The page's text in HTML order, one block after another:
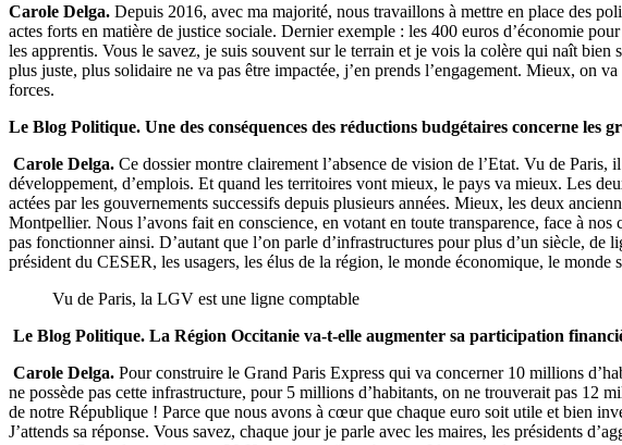
Carole Delga. Depuis 2016, avec ma majorité, nous travaillons à mettre en place des
actes forts en matière de justice sociale. Dernier exemple : les 400 euros d’économie
les apprentis. Vous le savez, je suis souvent sur le terrain et je vois la colère qui naît
plus juste, plus solidaire ne va pas être impactée, j’en prends l’engagement. Mieux, on
forces.
Le Blog Politique. Une des conséquences des réductions budgétaires concerne
Carole Delga. Ce dossier montre clairement l’absence de vision de l’Etat. Vu de
développement, d’emplois. Et quand les territoires vont mieux, le pays va mieux. Les
actées par les gouvernements successifs depuis plusieurs années. Mieux, les deux
Montpellier. Nous l’avons fait en conscience, en votant en toute transparence, face à
pas fonctionner ainsi. D’autant que l’on parle d’infrastructures pour plus d’un siècle,
président du CESER, les usagers, les élus de la région, le monde économique, le
Vu de Paris, la LGV est une ligne comptable
Le Blog Politique. La Région Occitanie va-t-elle augmenter sa participation
Carole Delga. Pour construire le Grand Paris Express qui va concerner 10 millions
ne possède pas cette infrastructure, pour 5 millions d’habitants, on ne trouverait pas 12
de notre République ! Parce que nous avons à cœur que chaque euro soit utile et bien
J’attends sa réponse. Vous savez, chaque jour je parle avec les maires, les présidents